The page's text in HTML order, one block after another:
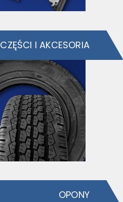
CZĘŚCI I AKCESORIA
OPONY